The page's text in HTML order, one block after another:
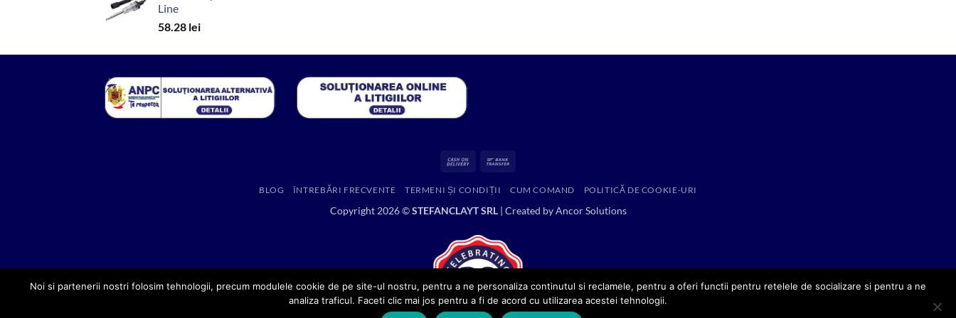
Line
58.28 lei
Cash
Delivery
BLOG ÎNTREBĂRI FRECVENTE TERMENI ȘI CONDIȚII CUM COMAND POLITICĂ DE COOKIE-URI
Copyright 2026 ©STEFANCLAYT SRL| Created byAncor Solutions
Noi si partenerii nostri folosim tehnologii, precum modulele cookie de pe site-ul nostru, pentru a ne personaliza continutul si reclamele, pentru a oferi functii pentru retelele de socializare si pentru a ne
analiza traficul. Faceti clic mai jos pentru a fi de acord cu utilizarea acestei tehnologii.